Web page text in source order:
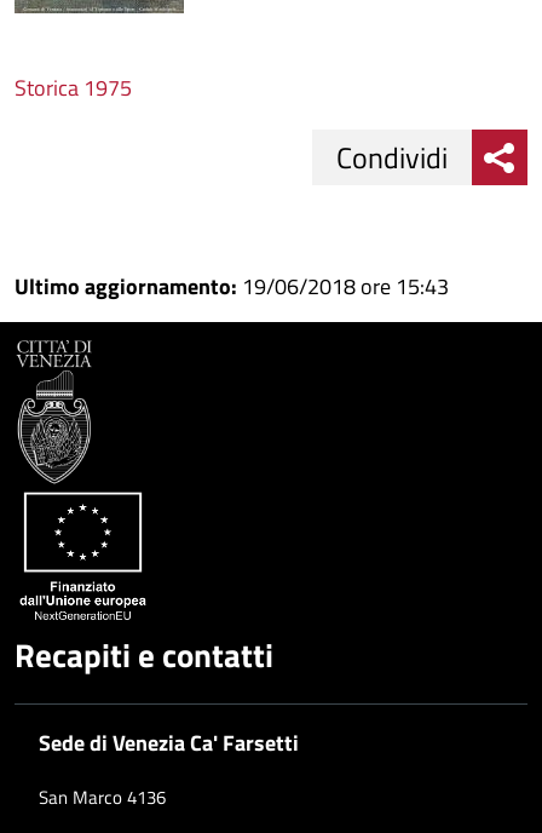
Storica 1975
su
Facebook
Condividi
su
Condividi
Condividi
Ultimo aggiornamento: 19/06/2018 ore 15:43
Recapiti e contatti
Sede di Venezia Ca' Farsetti
San Marco 4136